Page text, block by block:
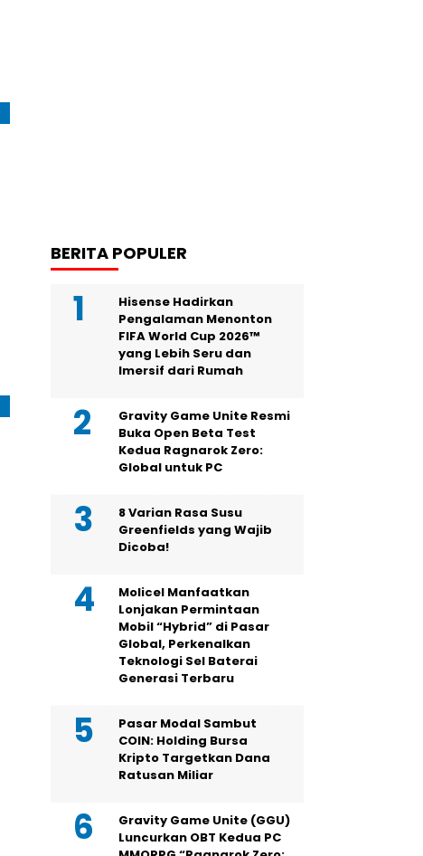
BERITA POPULER
Hisense Hadirkan
Pengalaman Menonton
FIFA World Cup 2026™
yang Lebih Seru dan
Imersif dari Rumah
Gravity Game Unite Resmi
Buka Open Beta Test
Kedua Ragnarok Zero:
Global untuk PC
8 Varian Rasa Susu
Greenfields yang Wajib
Dicoba!
Molicel Manfaatkan
Lonjakan Permintaan
Mobil “Hybrid” di Pasar
Global, Perkenalkan
Teknologi Sel Baterai
Generasi Terbaru
Pasar Modal Sambut
COIN: Holding Bursa
Kripto Targetkan Dana
Ratusan Miliar
Gravity Game Unite (GGU)
Luncurkan OBT Kedua PC